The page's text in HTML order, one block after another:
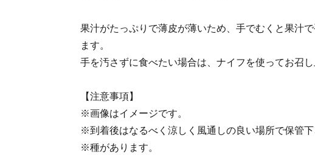
果汁がたっぷりで薄皮が薄いため、手でむくと果汁
ます。
手を汚さずに食べたい場合は、ナイフを使ってお召し
【注意事項】
※画像はイメージです。
※到着後はなるべく涼しく風通しの良い場所で保管下
※種があります。